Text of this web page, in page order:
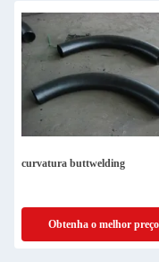
curvatura buttwelding
Obtenha o melhor preço